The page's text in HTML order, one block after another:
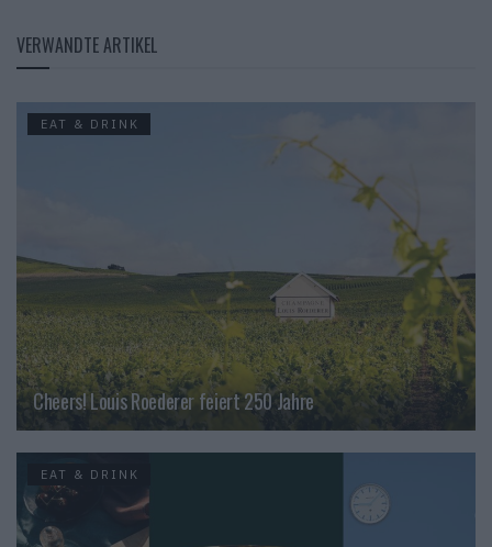
VERWANDTE ARTIKEL
EAT & DRINK
Cheers! Louis Roederer feiert 250 Jahre
EAT & DRINK